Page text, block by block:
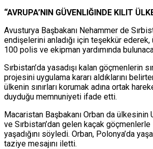
“AVRUPA’NIN GÜVENLIĞINDE KILIT
Avusturya Başbakanı Nehammer de
endişelerini anladığı için teşekkür ederek,
100 polis ve ekipman yardımında
Sırbistan’da yasadışı kalan göçmenlerin
projesini uygulama kararı aldıklarını
ülkenin sınırları korumak adına ortak
duyduğu memnuniyeti ifade etti.
Macaristan Başbakanı Orban da ülkesinin
ve Sırbistan’dan gelen kaçak göçmenlerle
yaşadığını söyledi. Orban, Polonya’da
taziye mesajını iletti.